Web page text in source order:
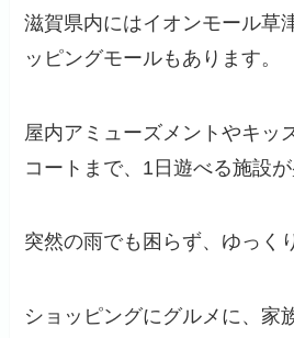
滋賀県内にはイオンモール草
ッピングモールもあります。
屋内アミューズメントやキッ
コートまで、1日遊べる施設が
突然の雨でも困らず、ゆっく
ショッピングにグルメに、家